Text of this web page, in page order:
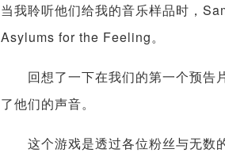
当我聆听他们给我的音乐样品时，
Asylums for the Feeling。
回想了一下在我们的第一个预告
了他们的声音。
这个游戏是透过各位粉丝与无数